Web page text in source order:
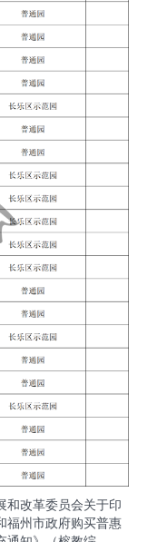
和改革委员会关于印
福州市政府购买普惠